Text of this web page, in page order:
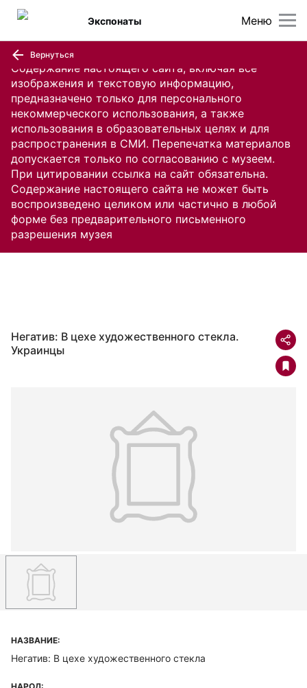
Содержание настоящего сайта, включая все
изображения и текстовую информацию,
предназначено только для персонального
некоммерческого использования, а также
использования в образовательных целях и для
распространения в СМИ. Перепечатка материалов
допускается только по согласованию с музеем.
При цитировании ссылка на сайт обязательна.
Содержание настоящего сайта не может быть
воспроизведено целиком или частично в любой
форме без предварительного письменного
разрешения музея
Меню
Экспонаты
Вернуться
Негатив: В цехе художественного стекла.
Украинцы
НАЗВАНИЕ:
Негатив: В цехе художественного стекла